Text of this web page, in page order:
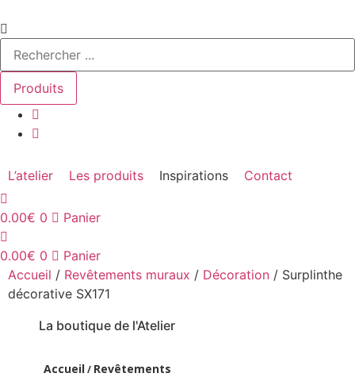
au
contenu
Search
...
Produits
L’atelier Les produits Inspirations Contact
0.00€ 0 Panier
0.00€ 0
Panier
Accueil / Revêtements muraux / Décoration / Surplinthe
décorative SX171
La boutique de l'Atelier
Accueil / Revêtements